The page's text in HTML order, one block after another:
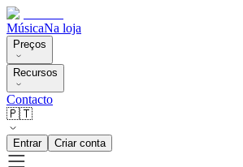
MúsicaNa loja
Preços
Recursos
Contacto
🇵🇹
Entrar Criar conta